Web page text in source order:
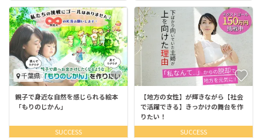
千葉県
親子で身近な自然を感じられる絵本
「もりのじかん」
SUCCESS
【地方の女性】が輝きながら【社会
で活躍できる】きっかけの舞台を作
りたい！
SUCCESS